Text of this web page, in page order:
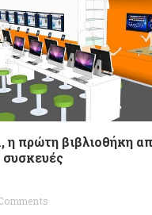
πρώτη βιβλιοθήκη